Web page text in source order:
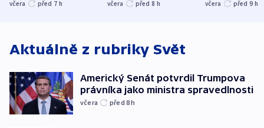
včera před 7 h včera před 8 h včera před 9 h
Aktuálně z rubriky Svět
Americký Senát potvrdil Trumpova
právníka jako ministra spravedlnosti
včera před 8h